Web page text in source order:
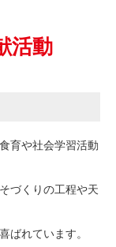
活動
育や社会学習活動
づくりの工程や天
ばれています。